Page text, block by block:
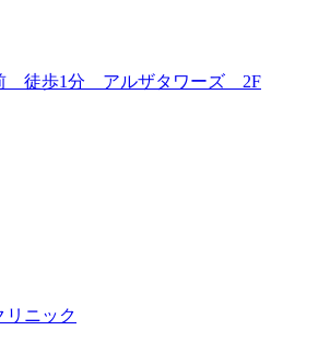
徒歩1分 アルザタワーズ 2F
リニック